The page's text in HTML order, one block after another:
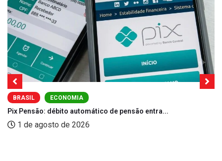
BRASIL ECONOMIA
Pix Pensão: débito automático de pensão entra...
1 de agosto de 2026